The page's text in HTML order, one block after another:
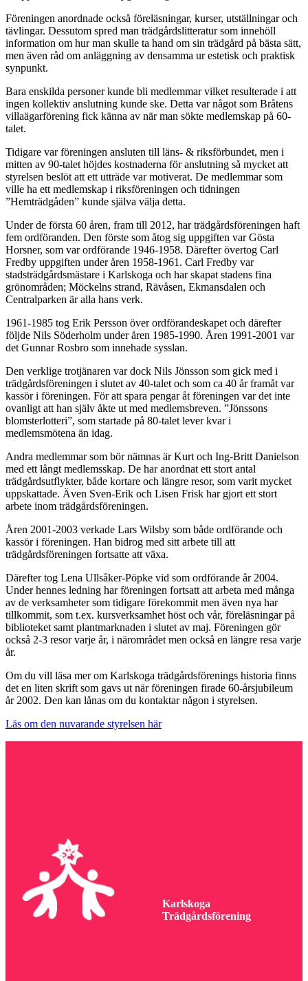
Föreningen anordnade också föreläsningar, kurser, utställningar och
tävlingar. Dessutom spred man trädgårdslitteratur som innehöll
information om hur man skulle ta hand om sin trädgård på bästa sätt,
men även råd om anläggning av densamma ur estetisk och praktisk
synpunkt.
Bara enskilda personer kunde bli medlemmar vilket resulterade i att
ingen kollektiv anslutning kunde ske. Detta var något som Bråtens
villaägarförening fick känna av när man sökte medlemskap på 60-
talet.
Tidigare var föreningen ansluten till läns- & riksförbundet, men i
mitten av 90-talet höjdes kostnaderna för anslutning så mycket att
styrelsen beslöt att ett utträde var motiverat. De medlemmar som
ville ha ett medlemskap i riksföreningen och tidningen
”Hemträdgåden” kunde själva välja detta.
Under de första 60 åren, fram till 2012, har trädgårdsföreningen haft
fem ordföranden. Den förste som åtog sig uppgiften var Gösta
Horsner, som var ordförande 1946-1958. Därefter övertog Carl
Fredby uppgiften under åren 1958-1961. Carl Fredby var
stadsträdgårdsmästare i Karlskoga och har skapat stadens fina
grönområden; Möckelns strand, Rävåsen, Ekmansdalen och
Centralparken är alla hans verk.
1961-1985 tog Erik Persson över ordförandeskapet och därefter
följde Nils Söderholm under åren 1985-1990. Åren 1991-2001 var
det Gunnar Rosbro som innehade sysslan.
Den verklige trotjänaren var dock Nils Jönsson som gick med i
trädgårdsföreningen i slutet av 40-talet och som ca 40 år framåt var
kassör i föreningen. För att spara pengar åt föreningen var det inte
ovanligt att han själv åkte ut med medlemsbreven. ”Jönssons
blomsterlotteri”, som startade på 80-talet lever kvar i
medlemsmötena än idag.
Andra medlemmar som bör nämnas är Kurt och Ing-Britt Danielson
med ett långt medlemsskap. De har anordnat ett stort antal
trädgårdsutflykter, både kortare och längre resor, som varit mycket
uppskattade. Även Sven-Erik och Lisen Frisk har gjort ett stort
arbete inom trädgårdsföreningen.
Åren 2001-2003 verkade Lars Wilsby som både ordförande och
kassör i föreningen. Han bidrog med sitt arbete till att
trädgårdsföreningen fortsatte att växa.
Därefter tog Lena Ullsåker-Pöpke vid som ordförande år 2004.
Under hennes ledning har föreningen fortsatt att arbeta med många
av de verksamheter som tidigare förekommit men även nya har
tillkommit, som t.ex. kursverksamhet höst och vår, föreläsningar på
biblioteket samt plantmarknaden i slutet av maj. Föreningen gör
också 2-3 resor varje år, i närområdet men också en längre resa varje
år.
Om du vill läsa mer om Karlskoga trädgårdsförenings historia finns
det en liten skrift som gavs ut när föreningen firade 60-årsjubileum
år 2002. Den kan lånas om du kontaktar någon i styrelsen.
Läs om den nuvarande styrelsen här
Karlskoga
Trädgårdsförening